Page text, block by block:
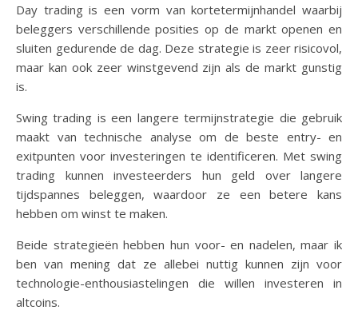
Day trading is een vorm van kortetermijnhandel waarbij
beleggers verschillende posities op de markt openen en
sluiten gedurende de dag. Deze strategie is zeer risicovol,
maar kan ook zeer winstgevend zijn als de markt gunstig
is.
Swing trading is een langere termijnstrategie die gebruik
maakt van technische analyse om de beste entry- en
exitpunten voor investeringen te identificeren. Met swing
trading kunnen investeerders hun geld over langere
tijdspannes beleggen, waardoor ze een betere kans
hebben om winst te maken.
Beide strategieën hebben hun voor- en nadelen, maar ik
ben van mening dat ze allebei nuttig kunnen zijn voor
technologie-enthousiastelingen die willen investeren in
altcoins.